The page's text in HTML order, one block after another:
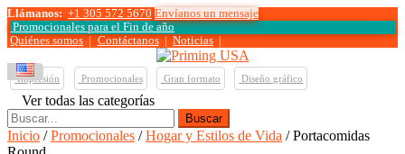
Llámanos: +1 305 572 5670 Envíanos un mensaje
Promocionales para elFin de año
Quiénes somos
Contáctanos Noticias
Impresión Promocionales Gran formato Diseño gráfico
Ver todas las categorías
Buscar:
Inicio /Promocionales /Hogar y Estilos de Vida / Portacomidas